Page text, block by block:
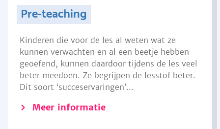
Pre-teaching
Kinderen die voor de les al weten wat ze
kunnen verwachten en al een beetje hebben
geoefend, kunnen daardoor tijdens de les veel
beter meedoen. Ze begrijpen de lesstof beter.
Dit soort ‘succeservaringen’...
Meer informatie